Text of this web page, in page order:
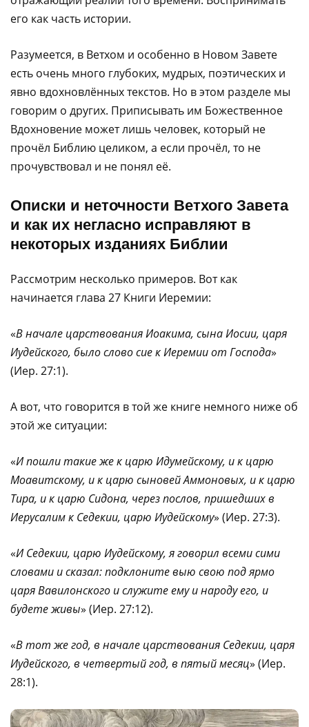
его как часть истории.
Разумеется, в Ветхом и особенно в Новом Завете
есть очень много глубоких, мудрых, поэтических и
явно вдохновлённых текстов. Но в этом разделе мы
говорим о других. Приписывать им Божественное
Вдохновение может лишь человек, который не
прочёл Библию целиком, а если прочёл, то не
прочувствовал и не понял её.
Описки и неточности Ветхого Завета
и как их негласно исправляют в
некоторых изданиях Библии
Рассмотрим несколько примеров. Вот как
начинается глава 27 Книги Иеремии:
«В начале царствования Иоакима, сына Иосии, царя
Иудейского, было слово сие к Иеремии от Господа»
(Иер. 27:1).
А вот, что говорится в той же книге немного ниже об
этой же ситуации:
«И пошли такие же к царю Идумейскому, и к царю
Моавитскому, и к царю сыновей Аммоновых, и к царю
Тира, и к царю Сидона, через послов, пришедших в
Иерусалим к Седекии, царю Иудейскому» (Иер. 27:3).
«И Седекии, царю Иудейскому, я говорил всеми сими
словами и сказал: подклоните выю свою под ярмо
царя Вавилонского и служите ему и народу его, и
будете живы» (Иер. 27:12).
«В тот же год, в начале царствования Седекии, царя
Иудейского, в четвертый год, в пятый месяц» (Иер.
28:1).